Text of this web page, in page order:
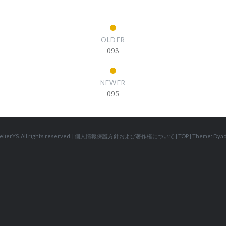
OLDER
093
NEWER
095
All rights reserved. | 個人情報保護方針および著作権について | TOP| Theme: